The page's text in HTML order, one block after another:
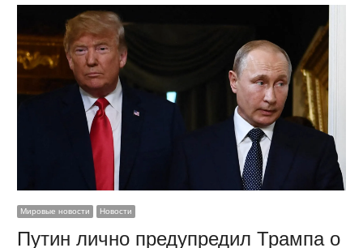
Мировые новости Новости
Путин лично предупредил Трампа о